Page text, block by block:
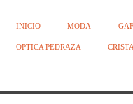
INICIO MODA
OPTICA PEDRAZA